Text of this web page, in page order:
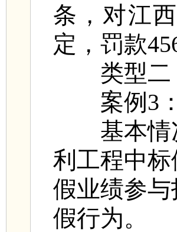
条，对江
定，罚款
类型二
案例3：
基本情况
利工程中
假业绩参
假行为。